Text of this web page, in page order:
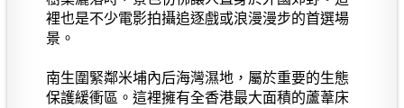
裡也是不少電影拍攝追逐戲或浪漫漫步的首選場
景。
南生圍緊鄰米埔內后海灣濕地，屬於重要的生態
保護緩衝區。這裡擁有全香港最大面積的蘆葦床